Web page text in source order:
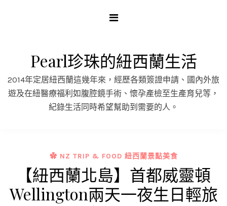
Pearl珍珠的紐西蘭生活
2014年定居紐西蘭這幾年來，經歷各類簽證申請、國內外旅
遊及在紐醫療福利如腹腔鏡手術、懷孕產檢至生產育兒等，
紀錄生活同時希望幫助到需要的人。
✿ NZ TRIP & FOOD 紐西蘭景點美食
【紐西蘭北島】首都威靈頓
Wellington兩天一夜生日輕旅